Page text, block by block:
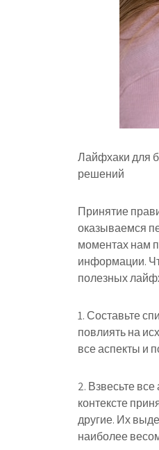
Лайфхаки для
решений
Принятие
оказываемся
моментах нам
информации.
полезных
1. Составьте
повлиять на
все аспекты и
2. Взвесьте
контексте
другие. Их
наиболее